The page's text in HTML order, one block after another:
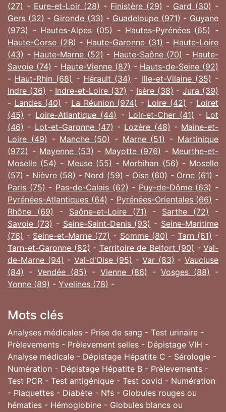
(27) - Eure-et-Loir (28) - Finistère (29) - Gard (30) -
Gers (32) - Gironde (33) - Guadeloupe (971) - Guyane
(973) - Hautes-Alpes (05) - Hautes-Pyrénées (65) -
Haute-Corse (2B) - Haute-Garonne (31) - Haute-Loire
(43) - Haute-Marne (52) - Haute-Saône (70) - Haute-
Savoie (74) - Haute-Vienne (87) - Hauts-de-Seine (92)
- Haut-Rhin (68) - Hérault (34) - Ille-et-Vilaine (35) -
Indre (36) - Indre-et-Loire (37) - Isère (38) -Jura (39)
- Landes (40) - La Réunion (974) - Loire (42) - Loiret
(45) - Loire-Atlantique (44) - Loir-et-Cher (41) - Lot
(46) - Lot-et-Garonne (47) - Lozère (48) - Maine-et-
Loire (49) - Manche (50) - Marne (51) - Martinique
(972) - Mayenne (53) - Mayotte (976) - Meurthe-et-
Moselle (54) - Meuse (55) - Morbihan (56) - Moselle
(57) - Nièvre (58) - Nord (59) - Oise (60) - Orne (61) -
Paris (75) - Pas-de-Calais (62) - Puy-de-Dôme (63) -
Pyrénées-Atlantiques (64) - Pyrénées-Orientales (66) -
Rhône (69) - Saône-et-Loire (71) - Sarthe (72)
-
Savoie (73) - Seine-Saint-Denis (93) - Seine-Maritime
(76) - Seine-et-Marne (77) - Somme (80) - Tarn (81) -
Tarn-et-Garonne (82) - Territoire de Belfort (90) - Val-
de-Marne (94) - Val-d'Oise (95) -Var (83) -Vaucluse
(84) - Vendée (85) - Vienne (86) - Vosges (88) -
Yonne (89) - Yvelines (78) -
Mots clés
Analyses médicales - Prise de sang - Test urinaire -
Prèlevements - Prèlevement selles - Dépistage VIH -
Analyse médicale - Dépistage Hépatite C - Sérologie -
Numération - Dépistage Hépatite B - Prèlevements -
Test PCR - Test antigénique - Test covid - Numération
- Plaquettes - Diabète - Nfs - Globules rouges ou
hématies - Hémoglobine - Globules blancs ou